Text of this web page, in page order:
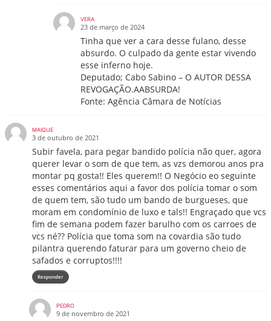
VERA
23 de março de 2024
Tinha que ver a cara desse fulano, desse
absurdo. O culpado da gente estar vivendo
esse inferno hoje.
Deputado; Cabo Sabino – O AUTOR DESSA
REVOGAÇÃO.AABSURDA!
Fonte: Agência Câmara de Notícias
MAIQUE
3 de outubro de 2021
Subir favela, para pegar bandido polícia não quer, agora
querer levar o som de que tem, as vzs demorou anos pra
montar pq gosta!! Eles querem!! O Negócio eo seguinte
esses comentários aqui a favor dos polícia tomar o som
de quem tem, são tudo um bando de burgueses, que
moram em condomínio de luxo e tals!! Engraçado que vcs
fim de semana podem fazer barulho com os carroes de
vcs né?? Polícia que toma som na covardia são tudo
pilantra querendo faturar para um governo cheio de
safados e corruptos!!!!
Responder
PEDRO
9 de novembro de 2021